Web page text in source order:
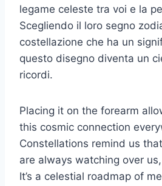
legame celeste tra voi e la
Scegliendo il loro segno
costellazione che ha un
questo disegno diventa un
ricordi.
Placing it on the forearm
this cosmic connection
Constellations remind us
are always watching over
It’s a celestial roadmap of